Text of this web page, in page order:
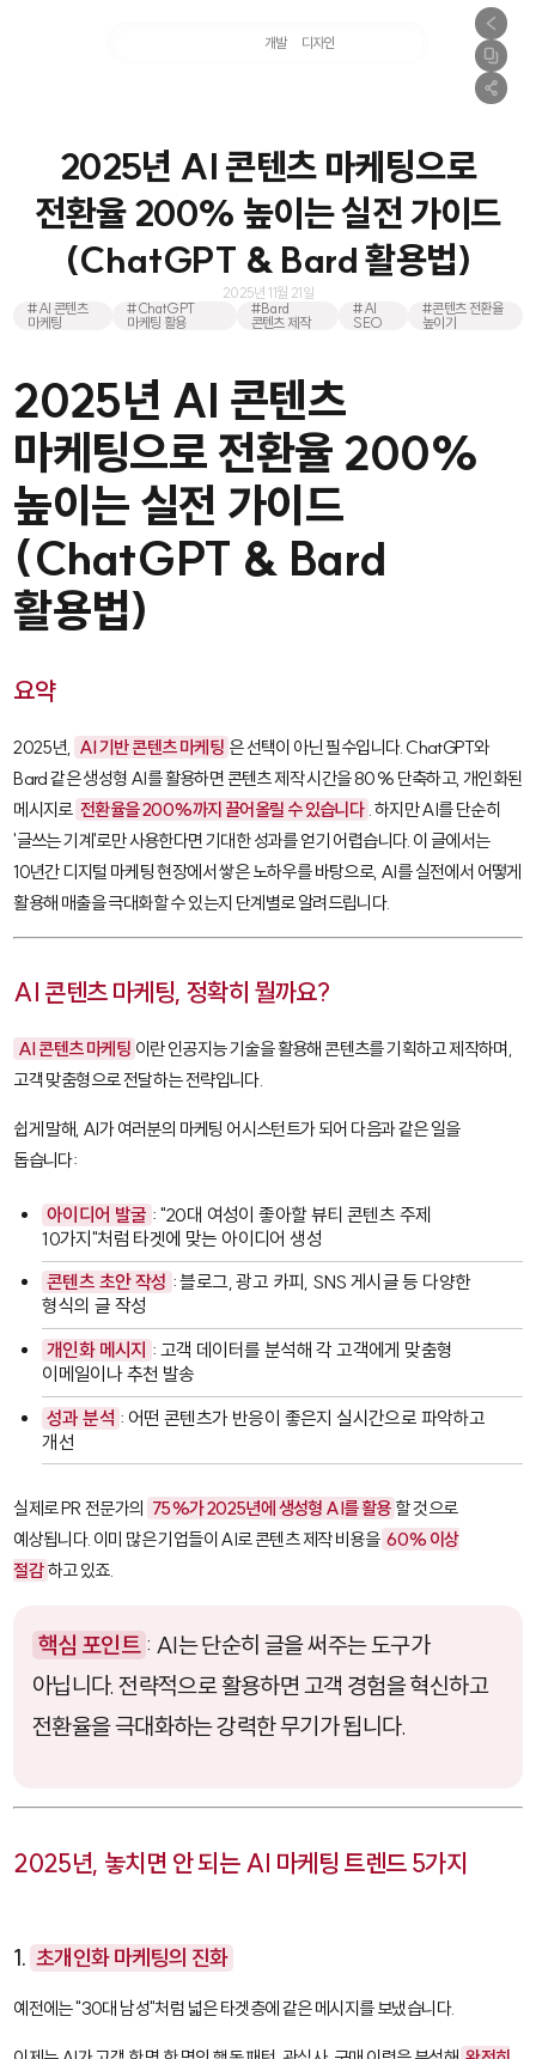
개발 디자인
2025년 AI 콘텐츠 마케팅으로
전환율 200% 높이는 실전 가이드
(ChatGPT & Bard 활용법)
2025년 11월 21일
#AI 콘텐츠
마케팅
#ChatGPT
마케팅 활용
#Bard
콘텐츠 제작
#AI
SEO
#콘텐츠 전환율
높이기
2025년 AI 콘텐츠
마케팅으로 전환율 200%
높이는 실전 가이드
(ChatGPT & Bard
활용법)
요약
2025년, AI 기반 콘텐츠 마케팅 은 선택이 아닌 필수입니다. ChatGPT와
Bard 같은 생성형 AI를 활용하면 콘텐츠 제작 시간을 80% 단축하고, 개인화된
메시지로 전환율을 200%까지 끌어올릴 수 있습니다 . 하지만 AI를 단순히
'글쓰는 기계'로만 사용한다면 기대한 성과를 얻기 어렵습니다. 이 글에서는
10년간 디지털 마케팅 현장에서 쌓은 노하우를 바탕으로, AI를 실전에서 어떻게
활용해 매출을 극대화할 수 있는지 단계별로 알려드립니다.
AI 콘텐츠 마케팅, 정확히 뭘까요?
AI 콘텐츠 마케팅 이란 인공지능 기술을 활용해 콘텐츠를 기획하고 제작하며,
고객 맞춤형으로 전달하는 전략입니다.
쉽게 말해, AI가 여러분의 마케팅 어시스턴트가 되어 다음과 같은 일을
돕습니다:
아이디어 발굴 : "20대 여성이 좋아할 뷰티 콘텐츠 주제
10가지"처럼 타겟에 맞는 아이디어 생성
콘텐츠 초안 작성 : 블로그, 광고 카피, SNS 게시글 등 다양한
형식의 글 작성
개인화 메시지 : 고객 데이터를 분석해 각 고객에게 맞춤형
이메일이나 추천 발송
성과 분석 : 어떤 콘텐츠가 반응이 좋은지 실시간으로 파악하고
개선
실제로 PR 전문가의 75%가 2025년에 생성형 AI를 활용 할 것으로
예상됩니다. 이미 많은 기업들이 AI로 콘텐츠 제작 비용을 60% 이상
절감 하고 있죠.
핵심 포인트 : AI는 단순히 글을 써주는 도구가
아닙니다. 전략적으로 활용하면 고객 경험을 혁신하고
전환율을 극대화하는 강력한 무기가 됩니다.
2025년, 놓치면 안 되는 AI 마케팅 트렌드 5가지
1. 초개인화 마케팅의 진화
예전에는 "30대 남성"처럼 넓은 타겟층에 같은 메시지를 보냈습니다.